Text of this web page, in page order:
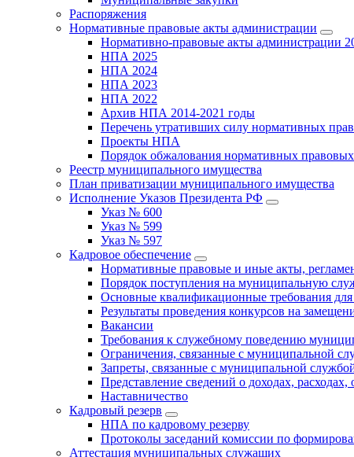
Распоряжения
Нормативные правовые акты администрации
Нормативно-правовые акты администрации
НПА 2025
НПА 2024
НПА 2023
НПА 2022
Архив НПА 2014-2021 годы
Перечень утративших силу нормативных
Проекты НПА
Порядок обжалования нормативных правовых
Реестр муниципального имущества
План приватизации муниципального имущества
Исполнение Указов Президента РФ
Указ № 600
Указ № 599
Указ № 597
Кадровое обеспечение
Нормативные правовые и иные акты,
Порядок поступления на муниципальную
Основные квалификационные требования
Результаты проведения конкурсов на
Вакансии
Требования к служебному поведению
Ограничения, связанные с муниципальной
Запреты, связанные с муниципальной
Представление сведений о доходах,
Наставничество
Кадровый резерв
НПА по кадровому резерву
Протоколы заседаний комиссии по
Аттестация муниципальных служащих